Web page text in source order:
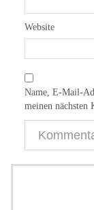
Website
Name, E-Mail-
meinen nächsten